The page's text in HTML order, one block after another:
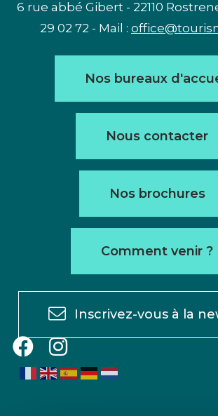
6 rue abbé Gibert - 22110
29 02 72 - Mail :
Nos bureaux
Nous contacter
Nos brochures
Comment venir ?
Inscrivez-vous à la